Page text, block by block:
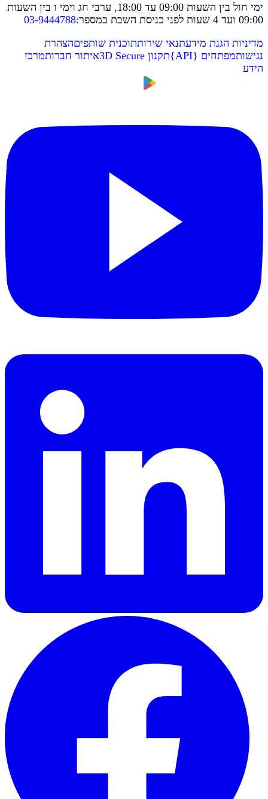
ימי חול בין השעות 09:00 עד 18:00, ערבי חג וימי ו בין השעות
09:00 ועד 4 שעות לפני כניסת השבת במספר
:
03-9444788
מדיניות הגנת מידעתנאי שירותתוכנית שותפיםהצהרת
נגישותמפתחים {
API
}תקנון 3D Secure איתור חברותמרכז
הידע